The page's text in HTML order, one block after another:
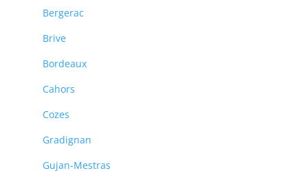
Bergerac
Brive
Bordeaux
Cahors
Cozes
Gradignan
Gujan-Mestras